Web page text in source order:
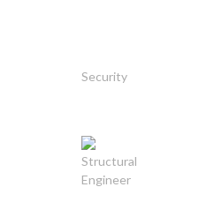
Security
Structural
Engineer